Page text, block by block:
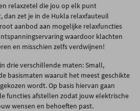
relaxzetel die jou op elk punt
zet je in de Hukla relaxfauteuil
aanbod aan mogelijke relaxfuncties
waardoor klachten
en misschien zelfs verdwijnen!
drie verschillende maten: Small,
basismaten waaruit het meest geschikte
wordt. Op basis hiervan gaan
functies afstellen zodat jouw elektrische
wensen en behoeften past.